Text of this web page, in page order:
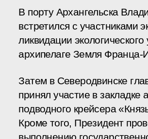
В порту Архангельска
встретился с участниками
ликвидации
архипелаге Земля Франца-
Затем в Северодвинске
принял участие в закладке
подводного крейсера
Кроме того, Президент